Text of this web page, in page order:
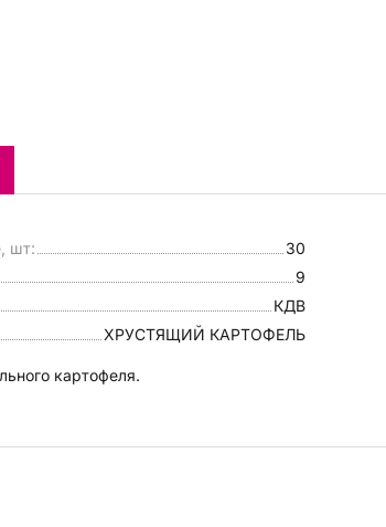
шт:
30
9
КДВ
ХРУСТЯЩИЙ КАРТОФЕЛЬ
картофеля.